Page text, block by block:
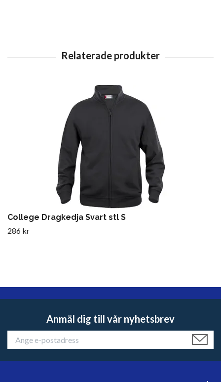
College Dragkedja Svart stl S
286 kr
Anmäl dig till vår nyhetsbrev